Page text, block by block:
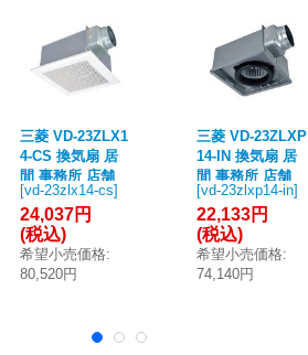
三菱 VD-23ZLX1
4-CS 換気扇 居
間 事務所 店舗
ダクト用換気扇
天井埋込形 24時
間換気機能付 低
騒音形 インテリ
ア格子タイプ (V
[vd-23zlx14-cs]
24,037円
(税込)
希望小売価格:
80,520円
三菱 VD-23ZLXP
14-IN 換気扇 居
間 事務所 店舗
ダクト用換気扇
天井埋込形 24時
間換気機能付 グ
リル別売タイプ
低騒音形 (VD-23
[vd-23zlxp14-in]
22,133円
(税込)
希望小売価格:
74,140円